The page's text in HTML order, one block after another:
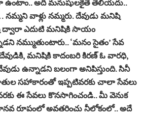
ఉంటాం.. అది మనుషులకైతే తెలియదు..
నమ్మని వాళ్లు నమ్మరు. దేవుడు మనిషి
ద్వారా ఎదుటి మనిషికి సాయం
నమ్ముతుంటారు.. ‘మనం సైతం’ సేవ
దేవుడికి, మనిషికి కాదంబరి కిరణ్ ఓ వారధి,
ఉన్నాడని బలంగా అనిపిస్తుంది. సినీ
సహాకారంతో ఇప్పటివరకు చాలా సేవలు
ఈ సేవలు కొనసాగించండి.. మీ వెనుక
రూపంలో అవతరించు నీలోకంలో.. అదే